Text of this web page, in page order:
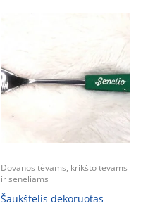
Dovanos tėvams, krikšto tėvams
ir seneliams
Šaukštelis dekoruotas